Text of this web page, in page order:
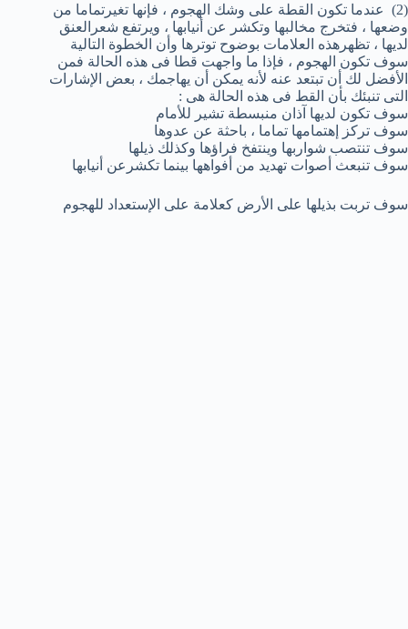
(2) عندما تكون القطة على وشك الهجوم ، فإنها تغيرتماما من
وضعها ، فتخرج مخالبها وتكشر عن أنيابها ، ويرتفع شعرالعنق
لديها ، تظهرهذه العلامات بوضوح توترها وأن الخطوة التالية
سوف تكون الهجوم ، فإذا ما واجهت قطا فى هذه الحالة فمن
الأفضل لك أن تبتعد عنه لأنه يمكن أن يهاجمك ، بعض الإشارات
التى تنبئك بأن القط فى هذه الحالة هى :
سوف تكون لديها آذان منبسطة تشير للأمام
سوف تركز إهتمامها تماما ، باحثة عن عدوها
سوف تنتصب شواربها وينتفخ فراؤها وكذلك ذيلها
سوف تنبعث أصوات تهديد من أفواهها بينما تكشرعن أنيابها
سوف تربت بذيلها على الأرض كعلامة على الإستعداد للهجوم